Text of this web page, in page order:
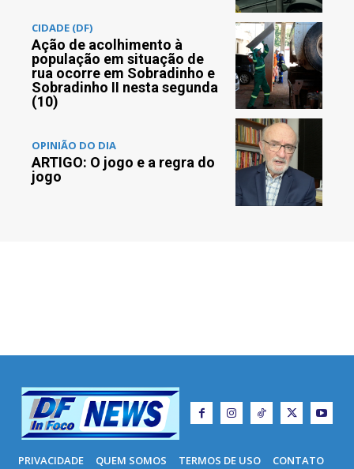
CIDADE (DF)
Ação de acolhimento à
população em situação de
rua ocorre em Sobradinho e
Sobradinho II nesta segunda
(10)
OPINIÃO DO DIA
ARTIGO: O jogo e a regra do
jogo
PRIVACIDADE QUEM SOMOS TERMOS DE USO
CONTATO